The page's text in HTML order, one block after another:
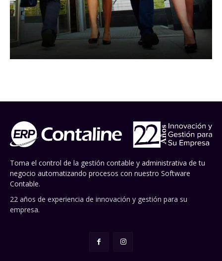
Toma el control de la gestión contable y administrativa de tu
negocio automatizando procesos con nuestro Software
Contable.
22 años de experiencia de innovación y gestión para su
empresa.